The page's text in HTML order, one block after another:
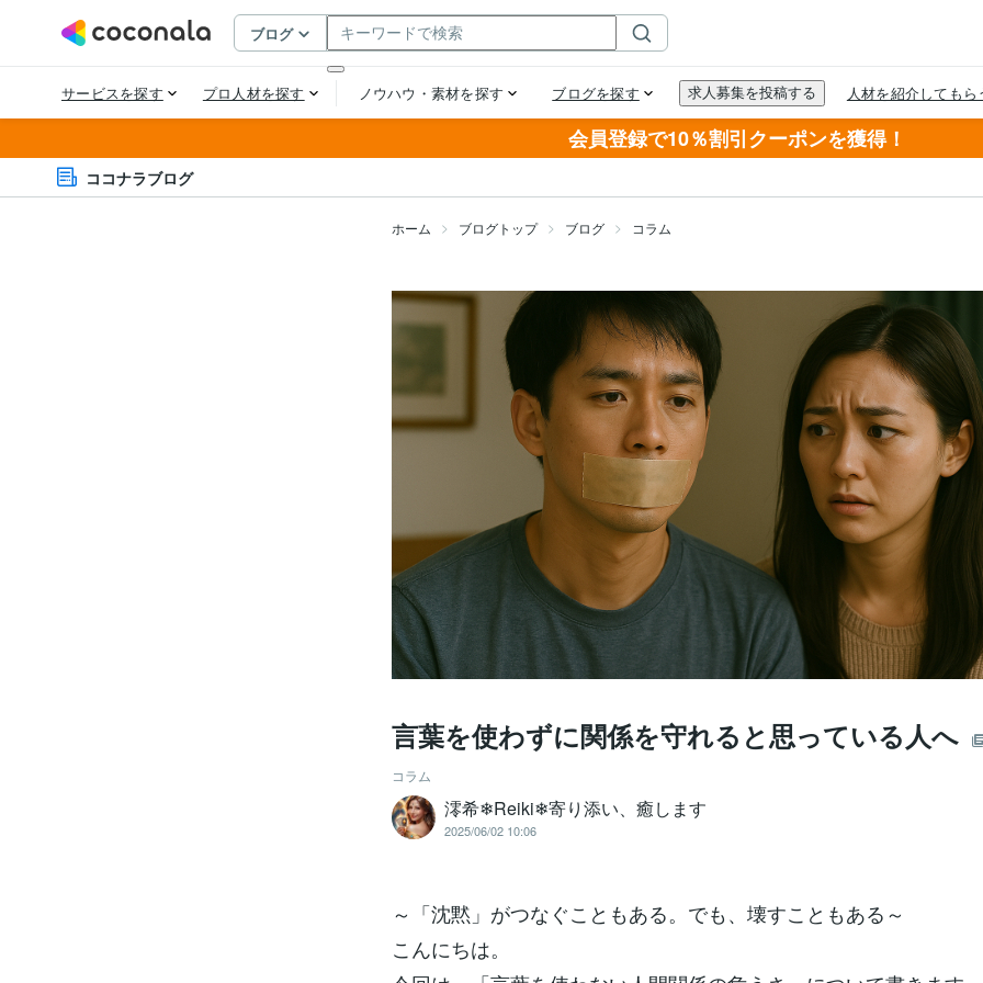
会員登録で10％割引クーポンを獲得！
ココナラブログ
ホーム ブログトップ ブログ コラム
言葉を使わずに関係を守れると思っている人へ
コラム
澪希❄Reiki❄寄り添い、癒します
2025/06/02 10:06
～「沈黙」がつなぐこともある。でも、壊すこともある～
こんにちは。